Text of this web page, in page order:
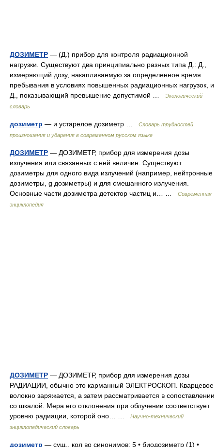
ДОЗИМЕТР — (Д.) прибор для контроля радиационной
нагрузки. Существуют два принципиально разных типа Д.: Д.,
измеряющий дозу, накапливаемую за определенное время
пребывания в условиях повышенных радиационных нагрузок, и
Д., показывающий превышение допустимой …
Экологический
словарь
дозиметр — и устарелое дозиметр …
Словарь трудностей
произношения и ударения в современном русском языке
ДОЗИМЕТР — ДОЗИМЕТР, прибор для измерения дозы
излучения или связанных с ней величин. Существуют
дозиметры для одного вида излучений (например, нейтронные
дозиметры, g дозиметры) и для смешанного излучения.
Основные части дозиметра детектор частиц и… …
Современная
энциклопедия
ДОЗИМЕТР — ДОЗИМЕТР, прибор для измерения дозы
РАДИАЦИИ, обычно это карманный ЭЛЕКТРОСКОП. Кварцевое
волокно заряжается, а затем рассматривается в сопоставлении
со шкалой. Мера его отклонения при облучении соответствует
уровню радиации, которой оно… …
Научно-технический
энциклопедический словарь
дозиметр — сущ., кол во синонимов: 5 • биодозиметр (1) •